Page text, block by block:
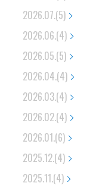
2026.07.(5)
2026.06.(4)
2026.05.(5)
2026.04.(4)
2026.03.(4)
2026.02.(4)
2026.01.(6)
2025.12.(4)
2025.11.(4)